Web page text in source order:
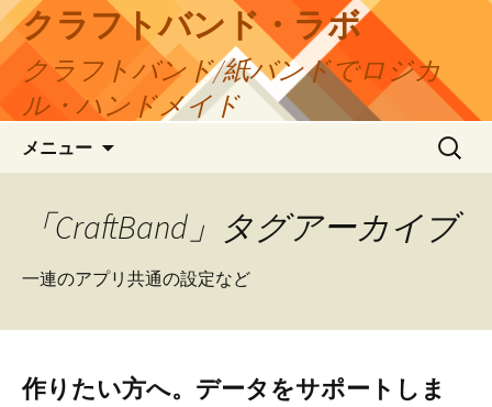
コ
ン
テ
ツ
ス
クラフトバンド・ラボ
クラフトバンド/紙バンドでロジカ
ル・ハンドメイド
メニュー
検
索:
「CraftBand」タグアーカイブ
一連のアプリ共通の設定など
作りたい方へ。データをサポートしま